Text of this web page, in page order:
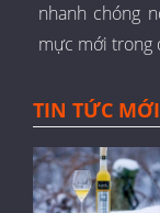
nhanh chóng
mực mới trong
TIN TỨC MỚI